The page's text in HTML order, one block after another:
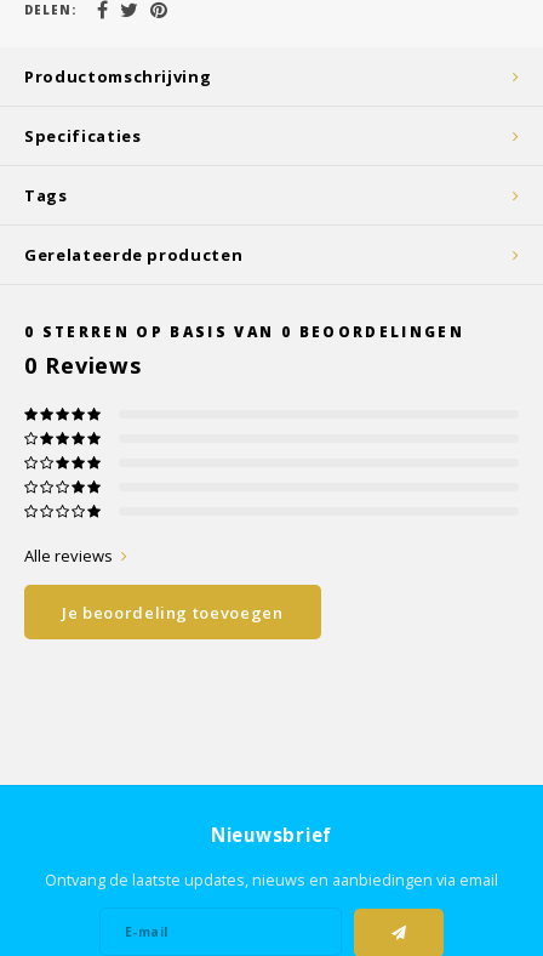
DELEN:
Productomschrijving
Specificaties
Tags
Gerelateerde producten
0 STERREN OP BASIS VAN 0 BEOORDELINGEN
0 Reviews
Alle reviews
Je beoordeling toevoegen
Nieuwsbrief
Ontvang de laatste updates, nieuws en aanbiedingen via email